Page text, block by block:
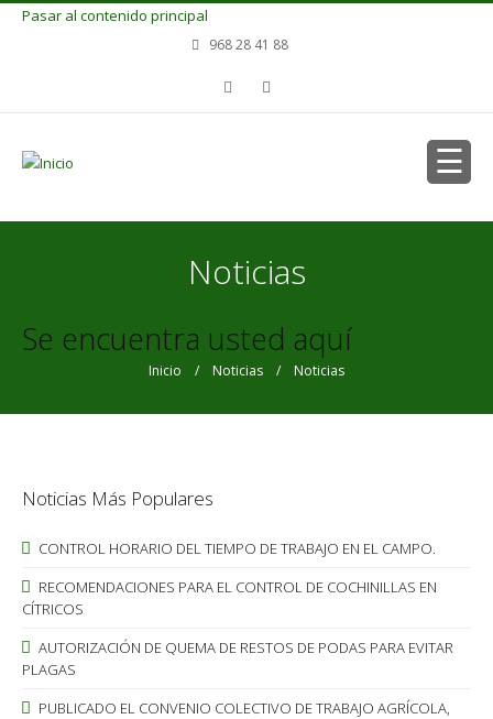
Pasar al contenido principal
968 28 41 88
Noticias
Se encuentra usted aquí
Inicio / Noticias / Noticias
Noticias Más Populares
CONTROL HORARIO DEL TIEMPO DE TRABAJO EN EL CAMPO.
RECOMENDACIONES PARA EL CONTROL DE COCHINILLAS EN
CÍTRICOS
AUTORIZACIÓN DE QUEMA DE RESTOS DE PODAS PARA EVITAR
PLAGAS
PUBLICADO EL CONVENIO COLECTIVO DE TRABAJO AGRÍCOLA,